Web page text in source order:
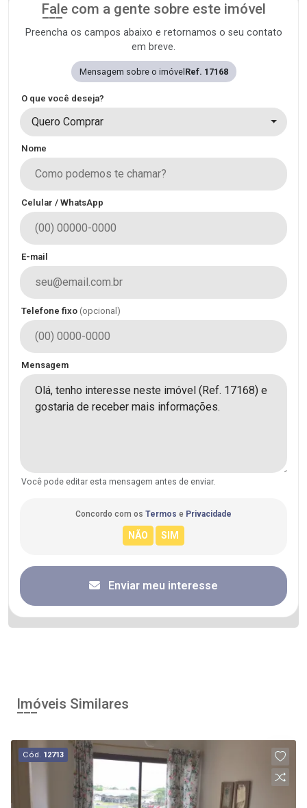
Fale com a gente sobre este imóvel
Preencha os campos abaixo e retornamos o seu contato
em breve.
Mensagem sobre o imóvel Ref. 17168
O que você deseja?
Quero Comprar
Nome
Celular / WhatsApp
E-mail
Telefone fixo (opcional)
Mensagem
Você pode editar esta mensagem antes de enviar.
Concordo com os Termos e Privacidade
Enviar meu interesse
Imóveis Similares
Cód. 12713